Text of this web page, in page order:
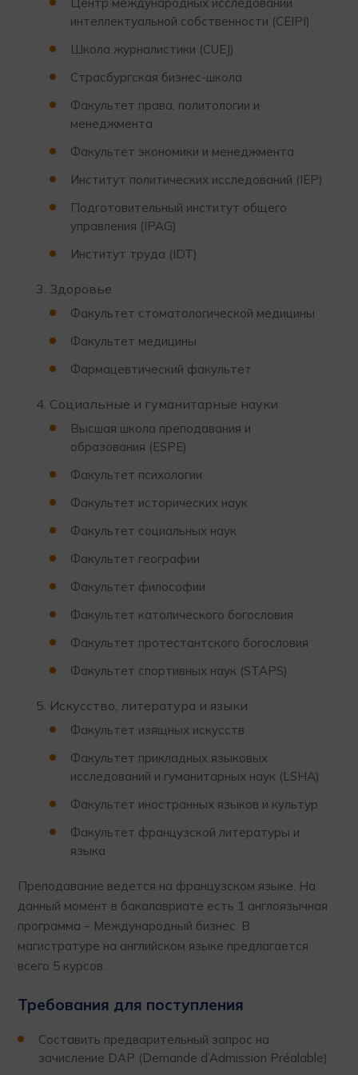
интеллектуальной собственности (CEIPI)
Школа журналистики (CUEJ)
Страсбургская бизнес-школа
Факультет права, политологии и
менеджмента
Факультет экономики и менеджмента
Институт политических исследований (IEP)
Подготовительный институт общего
управления (IPAG)
Институт труда (IDT)
Здоровье
Факультет стоматологической медицины
Факультет медицины
Фармацевтический факультет
Социальные и гуманитарные науки
Высшая школа преподавания и
образования (ESPE)
Факультет психологии
Факультет исторических наук
Факультет социальных наук
Факультет географии
Факультет философии
Факультет католического богословия
Факультет протестантского богословия
Факультет спортивных наук (STAPS)
Искусство, литература и языки
Факультет изящных искусств
Факультет прикладных языковых
исследований и гуманитарных наук (LSHA)
Факультет иностранных языков и культур
Факультет французской литературы и
языка
Преподавание ведется на французском языке. На
данный момент в бакалавриате есть 1 англоязычная
программа – Международный бизнес. В
магистратуре на английском языке предлагается
всего 5 курсов.
Требования для поступления
Составить предварительный запрос на
зачисление DAP (Demande d’Admission Préalable)